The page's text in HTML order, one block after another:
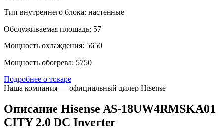
Тип внутреннего блока: настенные
Обслуживаемая площадь: 57
Мощность охлаждения: 5650
Мощность обогрева: 5750
Подробнее о товаре
Наша компания — официальный дилер Hisense
Описание Hisense AS-18UW4RMSKA01
CITY 2.0 DC Inverter